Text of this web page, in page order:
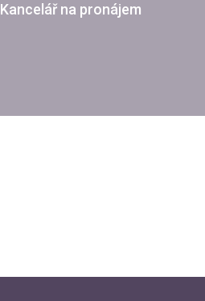
Kancelář na pronájem